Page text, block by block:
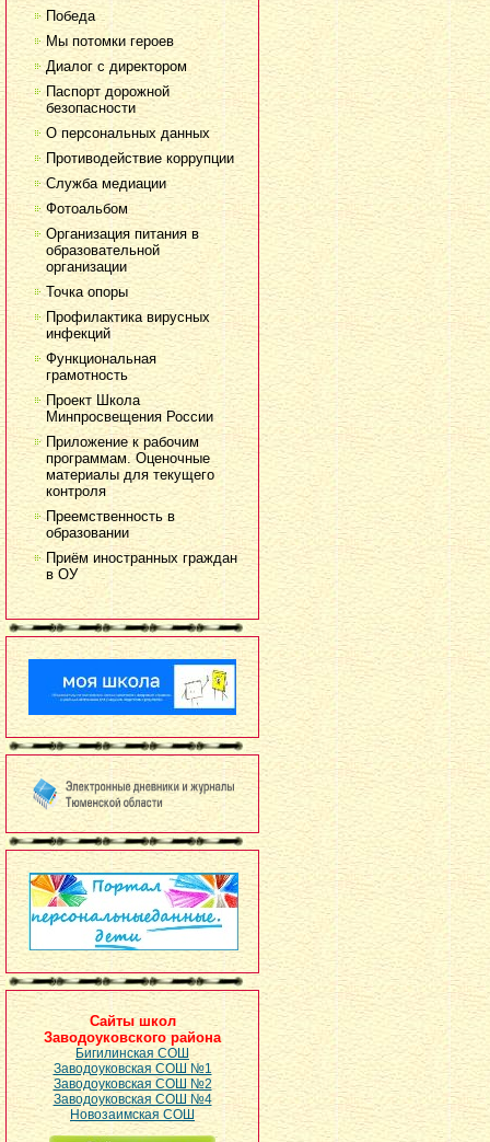
Победа
Мы потомки героев
Диалог с директором
Паспорт дорожной
безопасности
О персональных данных
Противодействие коррупции
Служба медиации
Фотоальбом
Организация питания в
образовательной
организации
Точка опоры
Профилактика вирусных
инфекций
Функциональная
грамотность
Проект Школа
Минпросвещения России
Приложение к рабочим
программам. Оценочные
материалы для текущего
контроля
Преемственность в
образовании
Приём иностранных граждан
в ОУ
Сайты школ
Заводоуковского района
Бигилинская СОШ
Заводоуковская СОШ №1
Заводоуковская СОШ №2
Заводоуковская СОШ №4
Новозаимская СОШ